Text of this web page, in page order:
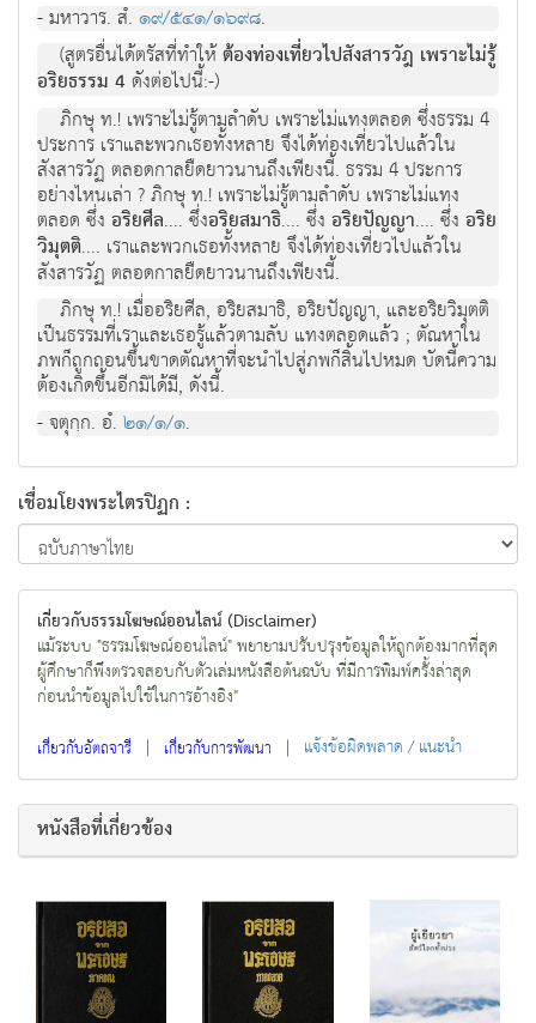
- มหาวาร. สํ. ๑๙/๕๔๑/๑๖๙๘.
(สูตรอื่นได้ตรัสที่ทำให้ต้องท่องเที่ยวไปสังสารวัฎ เพราะไม่รู้
อริยธรรม 4 ดังต่อไปนี้:-)
ภิกษุ ท.! เพราะไม่รู้ตามลำดับ เพราะไม่แทงตลอด ซึ่งธรรม 4
ประการ เราและพวกเธอทั้งหลาย จึงได้ท่องเที่ยวไปแล้วใน
สังสารวัฏ ตลอดกาลยืดยาวนานถึงเพียงนี้. ธรรม 4 ประการ
อย่างไหนเล่า ? ภิกษุ ท.! เพราะไม่รู้ตามลำดับ เพราะไม่แทง
ตลอด ซึ่ง อริยศีล.... ซึ่งอริยสมาธิ.... ซึ่ง อริยปัญญา.... ซึ่ง อริย
วิมุตติ.... เราและพวกเธอทั้งหลาย จึงได้ท่องเที่ยวไปแล้วใน
สังสารวัฏ ตลอดกาลยืดยาวนานถึงเพียงนี้.
ภิกษุ ท.! เมื่ออริยศีล, อริยสมาธิ, อริยปัญญา, และอริยวิมุตติ
เป็นธรรมที่เราและเธอรู้แล้วตามลับ แทงตลอดแล้ว ; ตัณหาใน
ภพก็ถูกถอนขึ้นขาดตัณหาที่จะนำไปสู่ภพก็สิ้นไปหมด บัดนี้ความ
ต้องเกิดขึ้นอีกมิได้มี, ดังนี้.
- จตุกฺก. อํ. ๒๑/๑/๑.
เชื่อมโยงพระไตรปิฏก :
เกี่ยวกับธรรมโฆษณ์ออนไลน์ (Disclaimer)
แม้ระบบ "ธรรมโฆษณ์ออนไลน์" พยายามปรับปรุงข้อมูลให้ถูกต้องมากที่สุด
ผู้ศึกษาก็พึงตรวจสอบกับตัวเล่มหนังสือต้นฉบับ ที่มีการพิมพ์ครั้งล่าสุด
ก่อนนำข้อมูลไปใช้ในการอ้างอิง"
เกี่ยวกับอัตถจารี | เกี่ยวกับการพัฒนา | แจ้งข้อผิดพลาด / แนะนำ
หนังสือที่เกี่ยวข้อง